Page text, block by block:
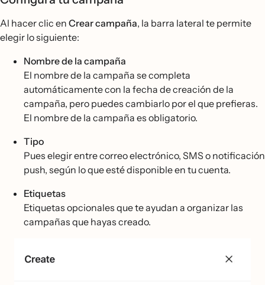
Al hacer clic en Crear campaña, la barra lateral te permite
elegir lo siguiente:
Nombre de la campaña
El nombre de la campaña se completa
automáticamente con la fecha de creación de la
campaña, pero puedes cambiarlo por el que prefieras.
El nombre de la campaña es obligatorio.
Tipo
Pues elegir entre correo electrónico, SMS o notificación
push, según lo que esté disponible en tu cuenta.
Etiquetas
Etiquetas opcionales que te ayudan a organizar las
campañas que hayas creado.